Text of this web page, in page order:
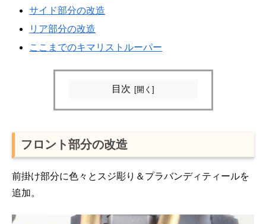
サイド部分の改造
リア部分の改造
ここまでのキマリストルーパー
目次
フロント部分の改造
前掛け部分に色々とスジ彫り＆プラバンディティールを
追加。